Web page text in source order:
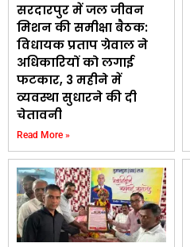
सरदारपुर में जल जीवन
मिशन की समीक्षा बैठक:
विधायक प्रताप ग्रेवाल ने
अधिकारियों को लगाई
फटकार, 3 महीने में
व्यवस्था सुधारने की दी
चेतावनी
Read More »